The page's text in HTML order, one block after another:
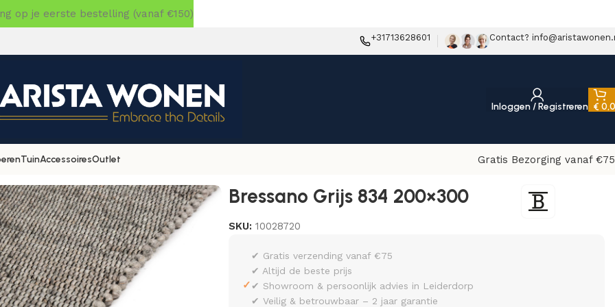
+31713628601 Contact?
Inloggen / Registreren €
TuinAccessoiresOutlet
Gratis Bezorging vanaf
Bressano Grijs 834 200×300
SKU:10028720
✓
✔ Gratis verzending vanaf €75
✔ Altijd de beste prijs
✔ Showroom & persoonlijk advies in Leiderdorp
✔ Veilig & betrouwbaar – 2 jaar garantie
op je eerste bestelling (vanaf €150)